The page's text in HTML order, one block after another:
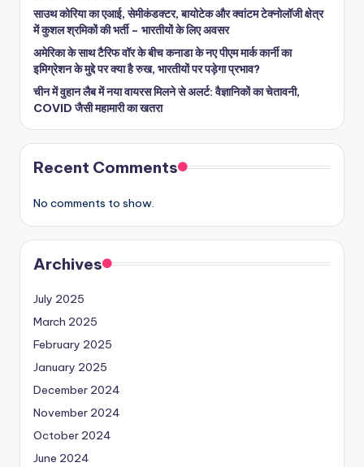
साउथ कोरिया का एआई, सेमीकंडक्टर, बायोटेक और क्वांटम टेक्नोलॉजी क्षेत्र
में कुशल श्रमिकों की भर्ती – भारतीयों के लिए अवसर
अमेरिका के साथ टैरिफ वॉर के बीच कनाडा के नए पीएम मार्क कार्नी का
इमिग्रेशन के मुद्दे पर क्या है रुख, भारतीयों पर पड़ेगा प्रभाव?
चीन में वुहान लैब में नया वायरस मिलने से अलर्ट: वैज्ञानिकों का चेतावनी,
COVID जैसी महामारी का खतरा
Recent Comments
No comments to show.
Archives
July 2025
March 2025
February 2025
January 2025
December 2024
November 2024
October 2024
June 2024